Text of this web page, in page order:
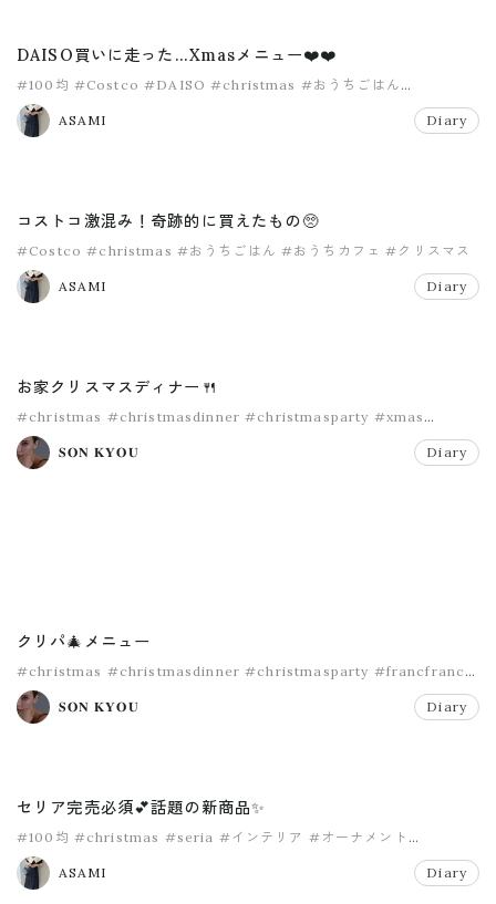
DAISO買いに走った…Xmasメニュー❤️❤️
#100均 #Costco #DAISO #christmas #おうちごはん
#おうちカフェ
ASAMI
Diary
コストコ激混み！奇跡的に買えたもの🥺
#Costco #christmas #おうちごはん #おうちカフェ #クリスマス
#コストコ
ASAMI
Diary
お家クリスマスディナー🍴
#christmas #christmasdinner #christmasparty #xmas
#xmasdinner
𝐒𝐎𝐍 𝐊𝐘𝐎𝐔
Diary
クリパ🎄メニュー
#christmas #christmasdinner #christmasparty #francfranc
#homeparty
𝐒𝐎𝐍 𝐊𝐘𝐎𝐔
Diary
セリア完売必須💕話題の新商品✨
#100均 #christmas #seria #インテリア #オーナメント
#クリスマス
ASAMI
Diary